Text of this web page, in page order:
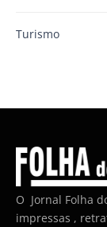
Turismo
O Jornal Folha
impressas ,